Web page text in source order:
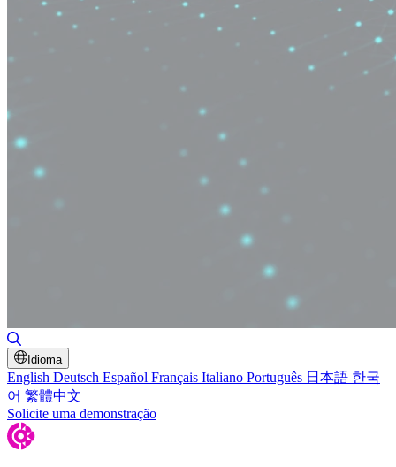
Idioma
English Deutsch Español Français Italiano Português 日本語 한국
어 繁體中文
Solicite uma demonstração